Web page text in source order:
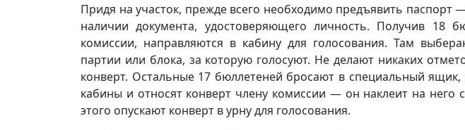
Придя на участок, прежде всего необходимо предъявить паспорт
наличии документа, удостоверяющего личность. Получив 18
комиссии, направляются в кабину для голосования. Там
партии или блока, за которую голосуют. Не делают никаких
конверт. Остальные 17 бюллетеней бросают в специальный
кабины и относят конверт члену комиссии — он наклеит на него
этого опускают конверт в урну для голосования.